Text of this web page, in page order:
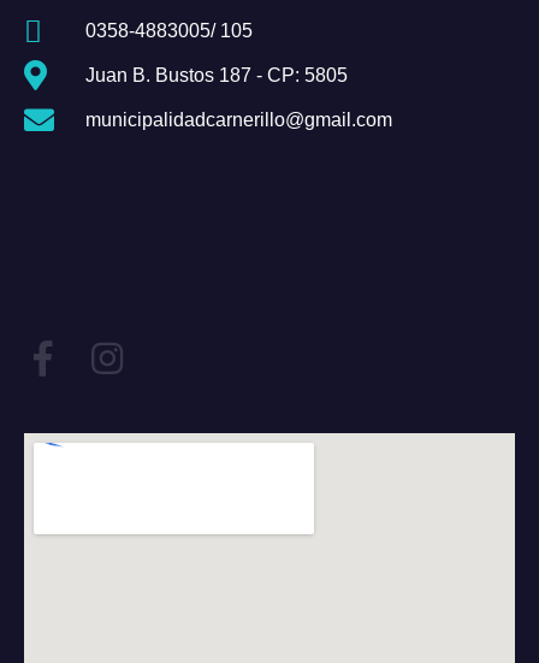
0358-4883005/ 105
Juan B. Bustos 187 - CP: 5805
municipalidadcarnerillo@gmail.com